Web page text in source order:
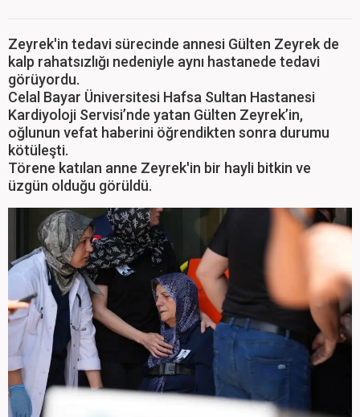
Zeyrek'in tedavi sürecinde annesi Gülten Zeyrek de
kalp rahatsızlığı nedeniyle aynı hastanede tedavi
görüyordu.
Celal Bayar Üniversitesi Hafsa Sultan Hastanesi
Kardiyoloji Servisi’nde yatan Gülten Zeyrek’in,
oğlunun vefat haberini öğrendikten sonra durumu
kötüleşti.
Törene katılan anne Zeyrek'in bir hayli bitkin ve
üzgün olduğu görüldü.